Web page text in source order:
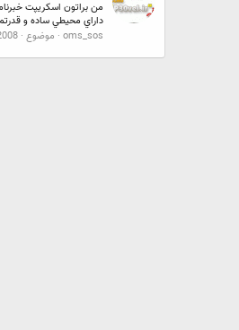
داراي محيطي ساده و
oms_sos موضوع